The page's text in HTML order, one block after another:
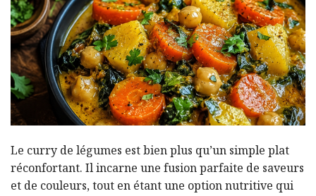
Le curry de légumes est bien plus qu’un simple plat
réconfortant. Il incarne une fusion parfaite de saveurs
et de couleurs, tout en étant une option nutritive qui